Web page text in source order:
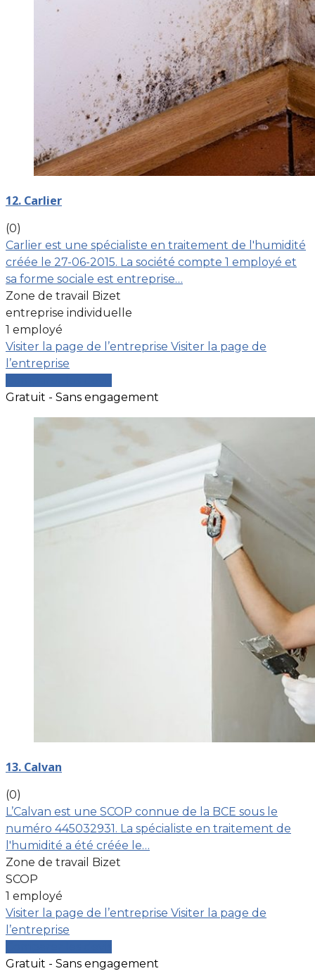
12. Carlier
(0)
Carlier est une spécialiste en traitement de l'humidité
créée le 27-06-2015. La société compte 1 employé et
sa forme sociale est entreprise…
Zone de travail Bizet
entreprise individuelle
1 employé
Visiter la page de l’entreprise Visiter la page de
l’entreprise
Gratuit - Sans engagement
13. Calvan
(0)
L’Calvan est une SCOP connue de la BCE sous le
numéro 445032931. La spécialiste en traitement de
l'humidité a été créée le…
Zone de travail Bizet
SCOP
1 employé
Visiter la page de l’entreprise Visiter la page de
l’entreprise
Gratuit - Sans engagement